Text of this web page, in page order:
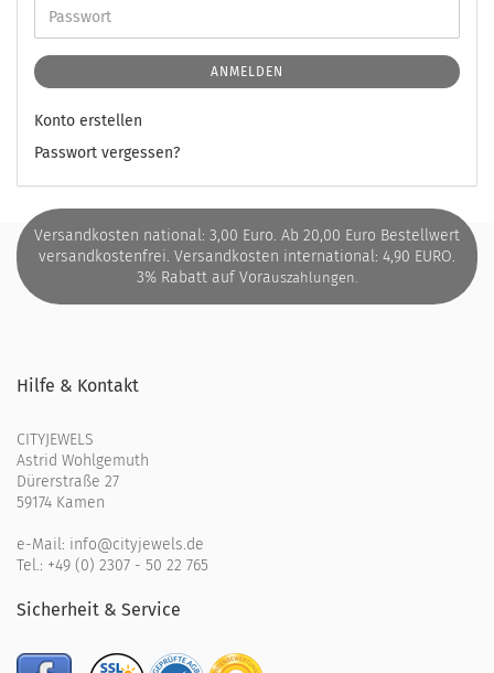
ANMELDEN
Konto erstellen
Passwort vergessen?
Versandkosten national: 3,00 Euro. Ab 20,00 Euro Bestellwert
versandkostenfrei. Versandkosten international: 4,90 EURO.
3% Rabatt auf Vorauszahlungen.
Hilfe & Kontakt
CITYJEWELS
Astrid Wohlgemuth
Dürerstraße 27
59174 Kamen
e-Mail: info@cityjewels.de
Tel.: +49 (0) 2307 - 50 22 765
Sicherheit & Service